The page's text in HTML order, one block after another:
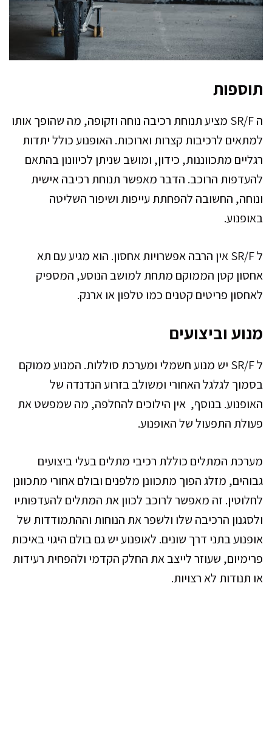
תוספות
ה SR/F מציע תנוחת רכיבה נוחה וזקופה, מה שהופך אותו
למתאים לרכיבות קצרות וארוכות. האופנוע כולל יתדות
רגליים מתכווננות, כידון, ומושב שניתן לכיוונון בהתאם
להעדפות הרוכב. הדבר מאפשר תנוחת רכיבה אישית
ונוחה, החשובה להפחתת עייפות ושיפור השליטה
באופנוע.
ל SR/F אין הרבה אפשרויות אחסון. הוא מגיע עם תא
אחסון קטן הממוקם מתחת למושב הנוסע, המספיק
לאחסון פריטים קטנים כמו טלפון או ארנק.
מנוע וביצועים
ל SR/F יש מנוע חשמלי ומערכת סוללות. המנוע ממוקם
בסמוך לגלגל האחורי ומשולב בזרוע הנדנדה של
האופנוע. בנוסף, אין הילוכים להחלפה, מה שמפשט את
פעולת התפעול של האופנוע.
מערכת המתלים כוללת רכיבי מתלים בעלי ביצועים
גבוהים, מזלג הפוך מתכוונן מלפנים ובולם אחורי מתכוונן
לחלוטין. זה מאפשר לרוכב לכוון את המתלים להעדפותיו
ולסגנון הרכיבה שלו ולשפר את הנוחות וההתמודדות של
אופנוע בתני דרך שונים. לאופנוע יש גם בולם היגוי באיכות
פרימיום, שעוזר לייצב את החלק הקדמי ולהפחית רעידות
או תנודות לא רצויות.